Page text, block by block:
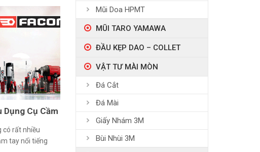
chất lượng & an
– Mỹ. Thời gian áp
Sản phẩm: Đá
T41) Link
Dụng Cụ Cầm
có rất nhiều
tay nổi tiếng
Mũi Doa HPMT
MŨI TARO YAMAWA
ĐẦU KẸP DAO – COLLET
VẬT TƯ MÀI MÒN
Đá Cắt
Đá Mài
Giấy Nhám 3M
Bùi Nhùi 3M